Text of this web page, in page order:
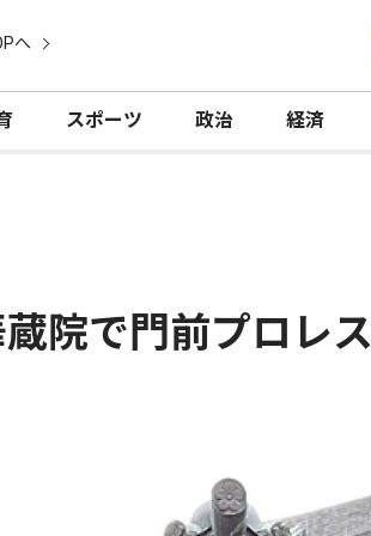
へ
スポーツ 政治 経済
院で門前プロレス